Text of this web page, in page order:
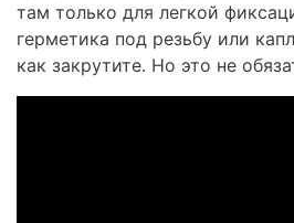
там только для легкой
герметика под резьбу или
как закрутите. Но это не